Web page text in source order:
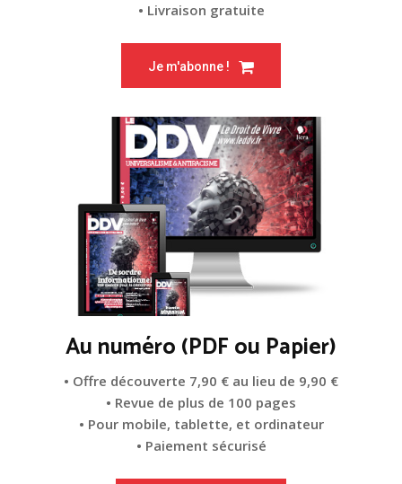
• Livraison gratuite
Je m'abonne !
Au numéro (PDF ou Papier)
• Offre découverte 7,90 € au lieu de 9,90 €
• Revue de plus de 100 pages
• Pour mobile, tablette, et ordinateur
• Paiement sécurisé